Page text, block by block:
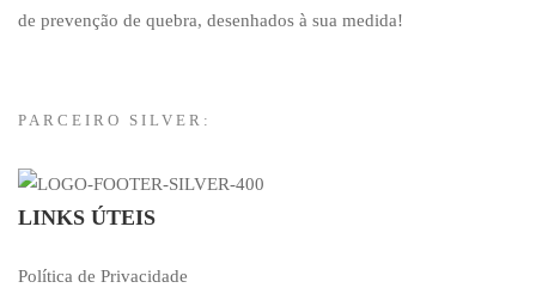
de prevenção de quebra, desenhados à sua medida!
PARCEIRO SILVER:
LINKS ÚTEIS
Política de Privacidade